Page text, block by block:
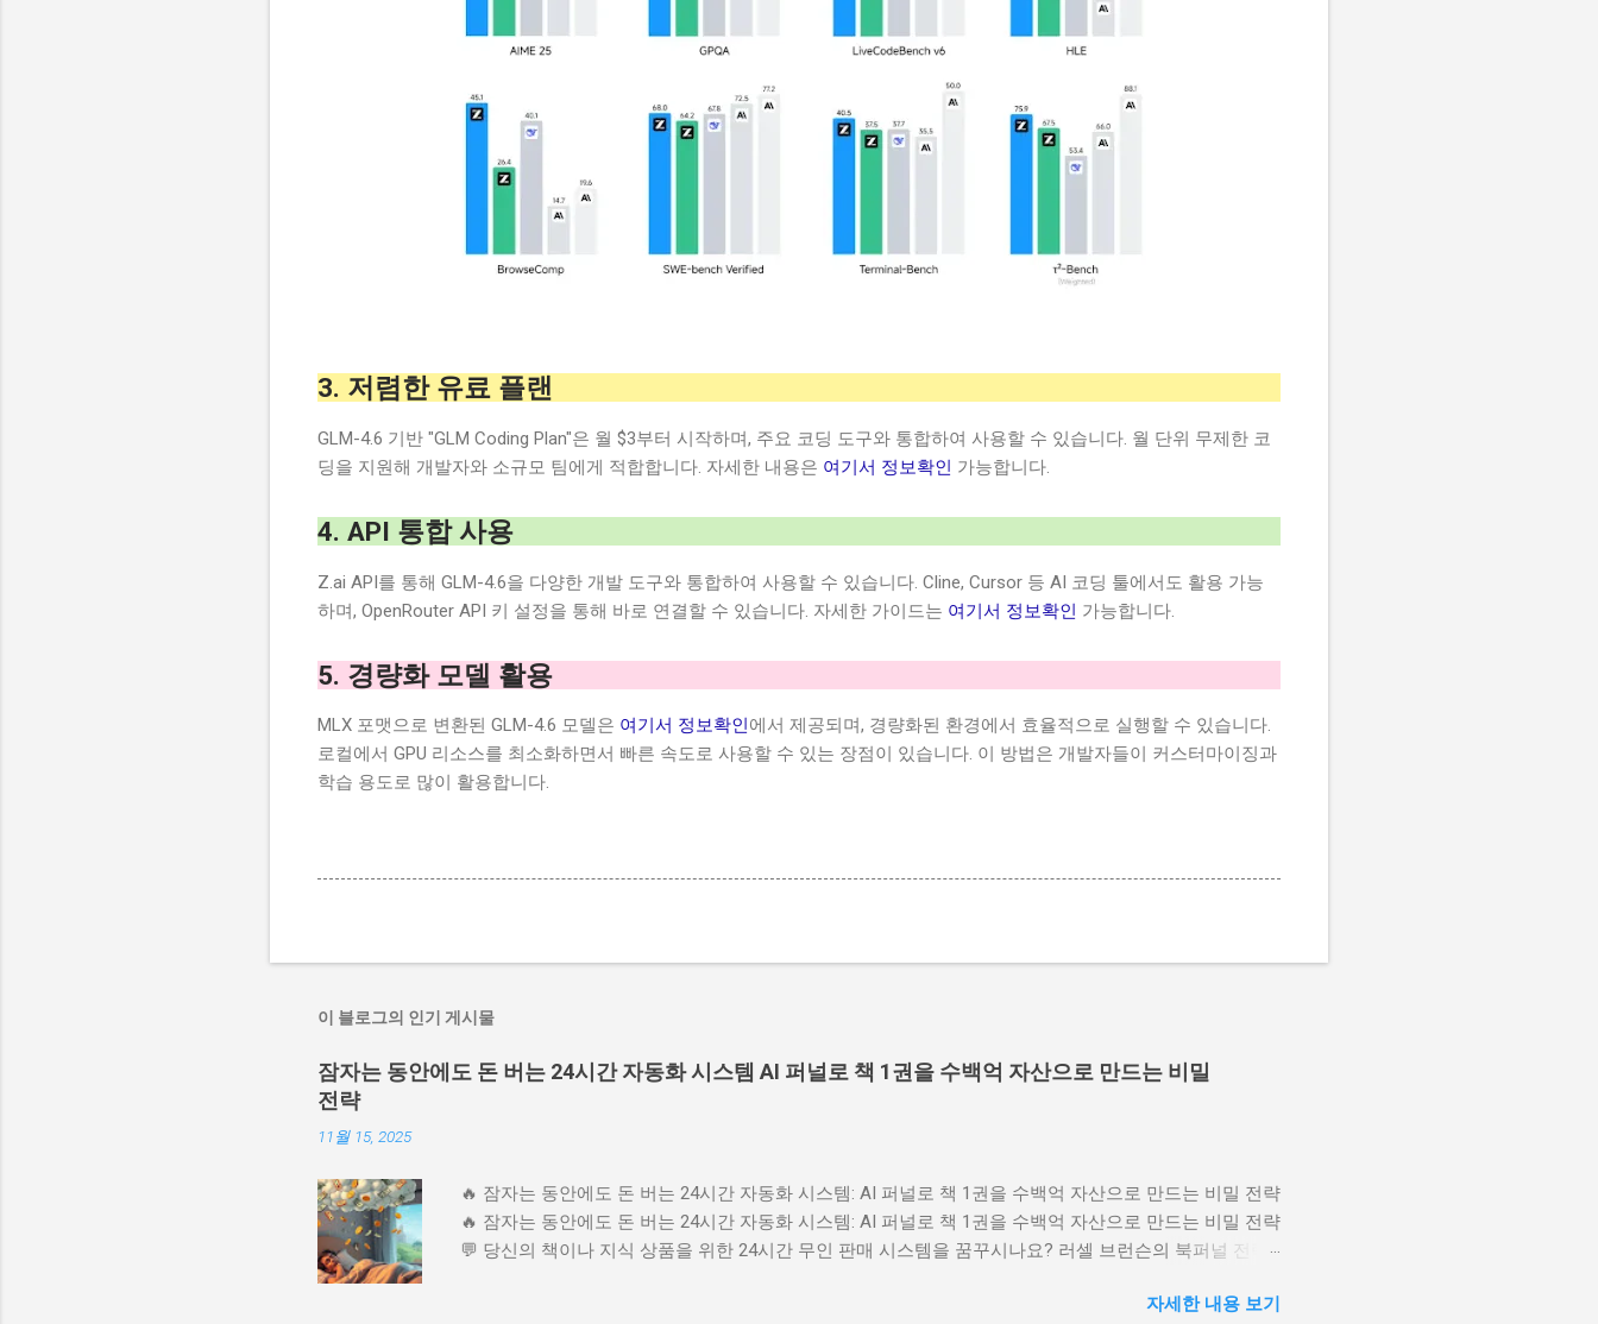
3. 저렴한 유료 플랜
GLM-4.6 기반 "GLM Coding Plan"은 월 $3부터 시작하며, 주요 코딩 도구와 통합하여 사용할 수 있습니다. 월 단위 무제한 코
딩을 지원해 개발자와 소규모 팀에게 적합합니다. 자세한 내용은 여기서 정보확인 가능합니다.
4. API 통합 사용
Z.ai API를 통해 GLM-4.6을 다양한 개발 도구와 통합하여 사용할 수 있습니다. Cline, Cursor 등 AI 코딩 툴에서도 활용 가능
하며, OpenRouter API 키 설정을 통해 바로 연결할 수 있습니다. 자세한 가이드는 여기서 정보확인 가능합니다.
5. 경량화 모델 활용
MLX 포맷으로 변환된 GLM-4.6 모델은 여기서 정보확인에서 제공되며, 경량화된 환경에서 효율적으로 실행할 수 있습니다.
로컬에서 GPU 리소스를 최소화하면서 빠른 속도로 사용할 수 있는 장점이 있습니다. 이 방법은 개발자들이 커스터마이징과
학습 용도로 많이 활용합니다.
이 블로그의 인기 게시물
잠자는 동안에도 돈 버는 24시간 자동화 시스템 AI 퍼널로 책 1권을 수백억 자산으로 만드는 비밀
전략
11월 15, 2025
🔥 잠자는 동안에도 돈 버는 24시간 자동화 시스템: AI 퍼널로 책 1권을 수백억 자산으로 만드는 비밀 전략
🔥 잠자는 동안에도 돈 버는 24시간 자동화 시스템: AI 퍼널로 책 1권을 수백억 자산으로 만드는 비밀 전략
💬 당신의 책이나 지식 상품을 위한 24시간 무인 판매 시스템을 꿈꾸시나요? 러셀 브런슨의 북퍼널 전략
범프, 원타임 오퍼까지, 방문자를 찐팬으로 바꾸는 마법 같은 'AI 퍼널' 구축의 핵심 비밀을 사람 냄새 나는
자세한 내용 보기